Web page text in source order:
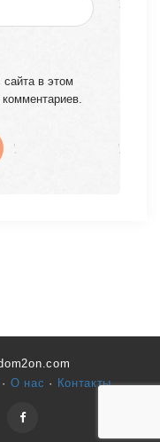
в этом
· О нас · Контакты